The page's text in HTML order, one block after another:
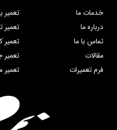
خدمات ما
درباره ما
تماس با ما
مقالات
فرم تعمیرات
تعمیر
تعمیر
تعمیر
تعمیر
تعمیر